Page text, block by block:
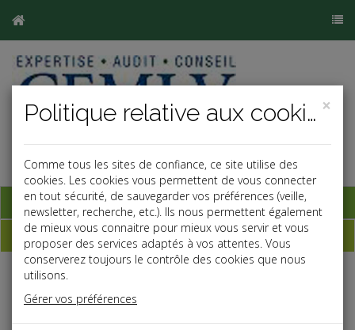
Base documentaire
Dépêches
Liste des dernières dépêches
×
Politique relative aux cookies
Comme tous les sites de confiance, ce site utilise des
cookies. Les cookies vous permettent de vous connecter
en tout sécurité, de sauvegarder vos préférences (veille,
newsletter, recherche, etc.). Ils nous permettent également
de mieux vous connaitre pour mieux vous servir et vous
proposer des services adaptés à vos attentes. Vous
conserverez toujours le contrôle des cookies que nous
utilisons.
Gérer vos préférences